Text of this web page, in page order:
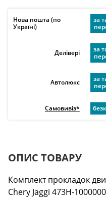
Нова пошта (по
Україні)
за
Делівері
за
Автолюкс
за
Самовивіз*
ОПИС ТОВАРУ
Комплект прокладок
Chery Jaggi 473H-1000000